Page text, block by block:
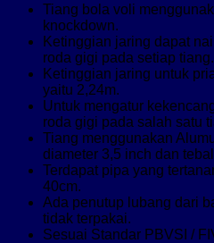
Tiang bola voli
knockdown.
Ketinggian jaring dapat
roda gigi pada setiap tiang.
Ketinggian jaring untuk
yaitu 2,24m.
Untuk mengatur
roda gigi pada salah satu
Tiang menggunakan
diameter 3,5 inch dan
Terdapat pipa yang
40cm.
Ada penutup lubang dari
tidak terpakai.
Sesuai Standar PBVSI /